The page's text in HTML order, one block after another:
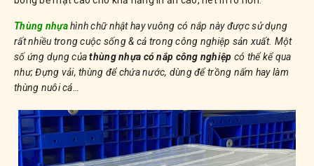
Thùng nhựahình chữ nhật hay vuông có nắp này được sử dụng
rất nhiều trong cuộc sống & cả trong công nghiệp sản xuất. Một
số ứng dụng củathùng nhựa có nắp công nghiệp có thể kể qua
như; Đựng vải, thùng để chứa nước, dùng để trồng nấm hay làm
thùng nuôi cá…